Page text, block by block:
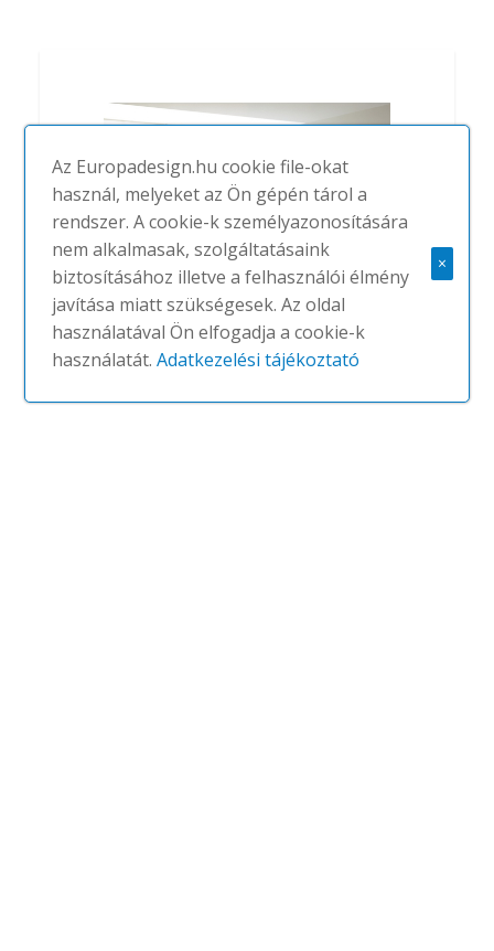
Jakin
Az Europadesign.hu cookie file-okat
használ, melyeket az Ön gépén tárol a
rendszer. A cookie-k személyazonosítására
nem alkalmasak, szolgáltatásaink
biztosításához illetve a felhasználói élmény
javítása miatt szükségesek. Az oldal
használatával Ön elfogadja a cookie-k
használatát.Adatkezelési tájékoztató
×